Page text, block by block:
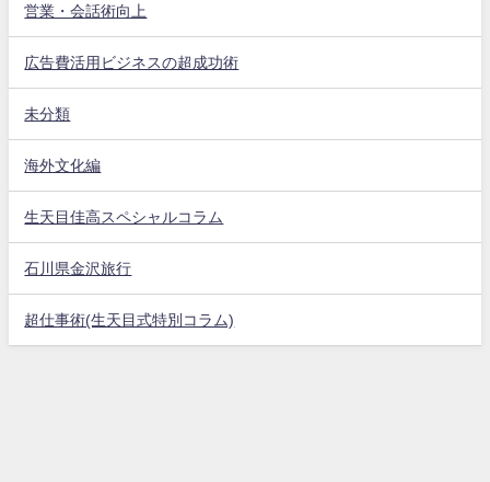
営業・会話術向上
広告費活用ビジネスの超成功術
未分類
海外文化編
生天目佳高スペシャルコラム
石川県金沢旅行
超仕事術(生天目式特別コラム)